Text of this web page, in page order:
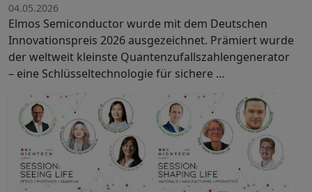
04.05.2026
Elmos Semiconductor wurde mit dem Deutschen
Innovationspreis 2026 ausgezeichnet. Prämiert wurde
der weltweit kleinste Quantenzufallszahlengenerator
– eine Schlüsseltechnologie für sichere …